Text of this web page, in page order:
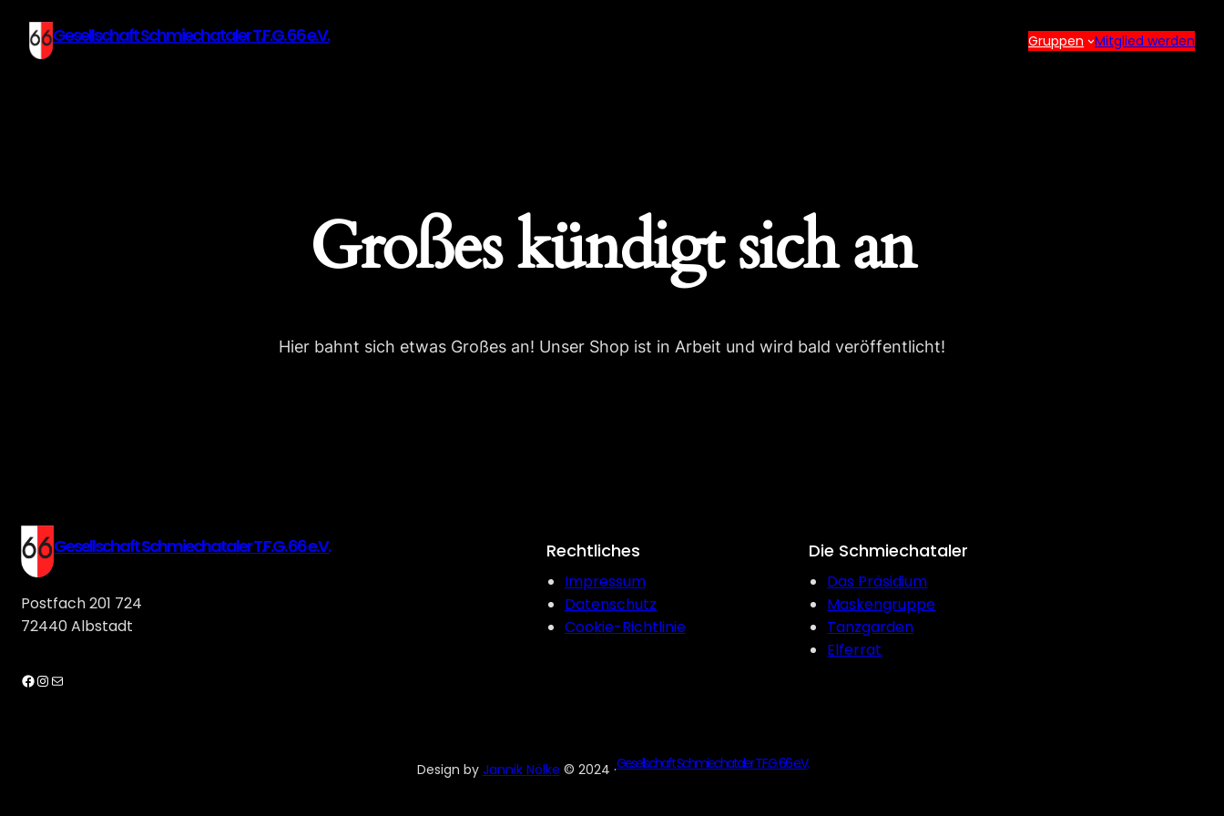
Gesellschaft Schmiechataler T.F.G. 66 e.V. Gruppen Mitglied werden
Großes kündigt sich an
Hier bahnt sich etwas Großes an! Unser Shop ist in Arbeit und wird bald veröffentlicht!
Gesellschaft Schmiechataler T.F.G. 66 e.V.
Postfach 201 724
72440 Albstadt
Facebook InstagramE-Mail
Rechtliches
Impressum
Datenschutz
Cookie-Richtlinie
Die Schmiechataler
Das Präsidium
Maskengruppe
Tanzgarden
Elferrat
Design by Jannik Nölke © 2024 ·Gesellschaft Schmiechataler T.F.G. 66 e.V.